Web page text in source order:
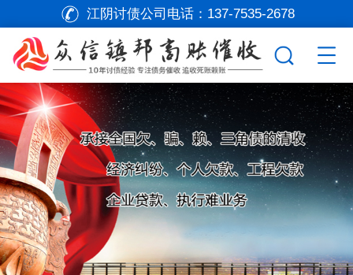
江阴讨债公司电话： 137-7535-2678